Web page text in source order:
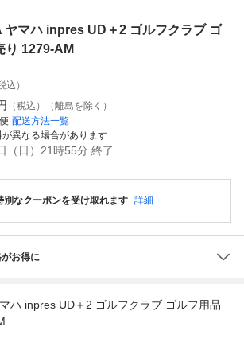
テージ イオミック
ヤマハ inpres UD＋2 ゴルフクラブ ゴ
り 1279-AM
込）
（税込）（離島を除く）
配送方法一覧
異なる場合があります
（日）21時55分 終了
別なクーポンを受け取れます 詳細
お得に
マハ inpres UD＋2 ゴルフクラブ ゴルフ用品